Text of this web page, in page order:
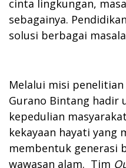
cinta lingkungan,
sebagainya.
solusi berbagai
Melalui misi
Gurano Bintang hadir
kepedulian
kekayaan hayati yang
membentuk generasi
wawasan alam. Tim